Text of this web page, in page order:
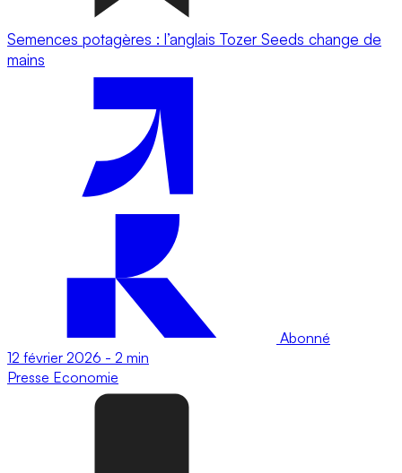
Semences potagères : l’anglais Tozer Seeds change de
mains
Abonné
12 février 2026 - 2 min
Presse Economie